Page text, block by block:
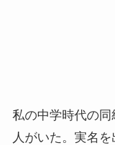
私の中学時代の
人がいた。実名